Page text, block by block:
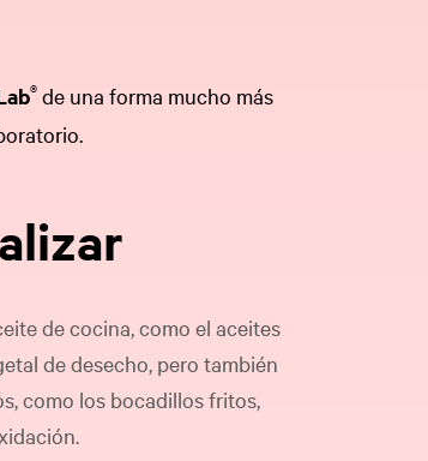
®de una forma mucho más
de cocina, como el aceites
de desecho, pero también
como los bocadillos fritos,